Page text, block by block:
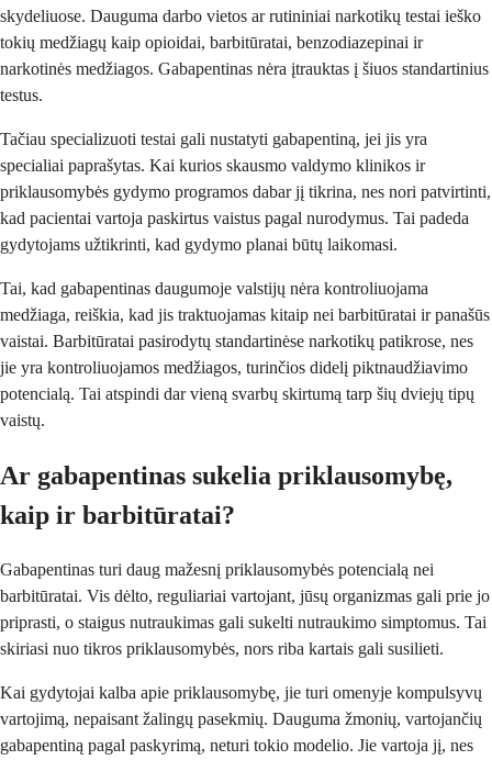
skydeliuose. Dauguma darbo vietos ar rutininiai narkotikų testai ieško
tokių medžiagų kaip opioidai, barbitūratai, benzodiazepinai ir
narkotinės medžiagos. Gabapentinas nėra įtrauktas į šiuos standartinius
testus.
Tačiau specializuoti testai gali nustatyti gabapentiną, jei jis yra
specialiai paprašytas. Kai kurios skausmo valdymo klinikos ir
priklausomybės gydymo programos dabar jį tikrina, nes nori patvirtinti,
kad pacientai vartoja paskirtus vaistus pagal nurodymus. Tai padeda
gydytojams užtikrinti, kad gydymo planai būtų laikomasi.
Tai, kad gabapentinas daugumoje valstijų nėra kontroliuojama
medžiaga, reiškia, kad jis traktuojamas kitaip nei barbitūratai ir panašūs
vaistai. Barbitūratai pasirodytų standartinėse narkotikų patikrose, nes
jie yra kontroliuojamos medžiagos, turinčios didelį piktnaudžiavimo
potencialą. Tai atspindi dar vieną svarbų skirtumą tarp šių dviejų tipų
vaistų.
Ar gabapentinas sukelia priklausomybę,
kaip ir barbitūratai?
Gabapentinas turi daug mažesnį priklausomybės potencialą nei
barbitūratai. Vis dėlto, reguliariai vartojant, jūsų organizmas gali prie jo
priprasti, o staigus nutraukimas gali sukelti nutraukimo simptomus. Tai
skiriasi nuo tikros priklausomybės, nors riba kartais gali susilieti.
Kai gydytojai kalba apie priklausomybę, jie turi omenyje kompulsyvų
vartojimą, nepaisant žalingų pasekmių. Dauguma žmonių, vartojančių
gabapentiną pagal paskyrimą, neturi tokio modelio. Jie vartoja jį, nes